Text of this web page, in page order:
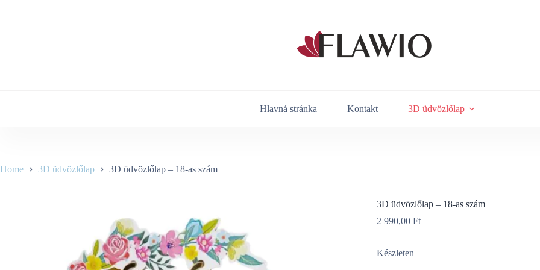
Hlavná stránka Kontakt 3D üdvözlőlap
Home 3D üdvözlőlap 3D üdvözlőlap – 18-as szám
3D üdvözlőlap – 18-as szám
2 990,00 Ft
Készleten